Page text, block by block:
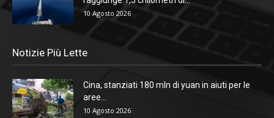
10 Agosto 2026
Notizie Più Lette
Cina, stanziati 180 mln di yuan in aiuti per le
aree...
10 Agosto 2026